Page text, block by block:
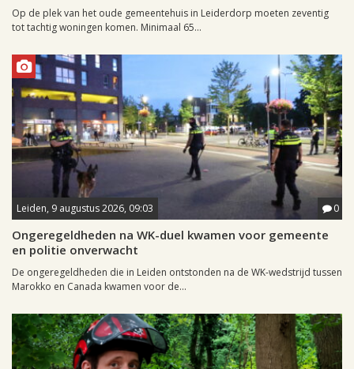
Op de plek van het oude gemeentehuis in Leiderdorp moeten zeventig
tot tachtig woningen komen. Minimaal 65...
Leiden, 9 augustus 2026, 09:03 0
Ongeregeldheden na WK-duel kwamen voor gemeente
en politie onverwacht
De ongeregeldheden die in Leiden ontstonden na de WK-wedstrijd tussen
Marokko en Canada kwamen voor de...